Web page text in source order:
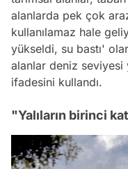
alanlarda pek çok
kullanılamaz hale
yükseldi, su bastı'
alanlar deniz
ifadesini kullandı.
"Yalıların birinci